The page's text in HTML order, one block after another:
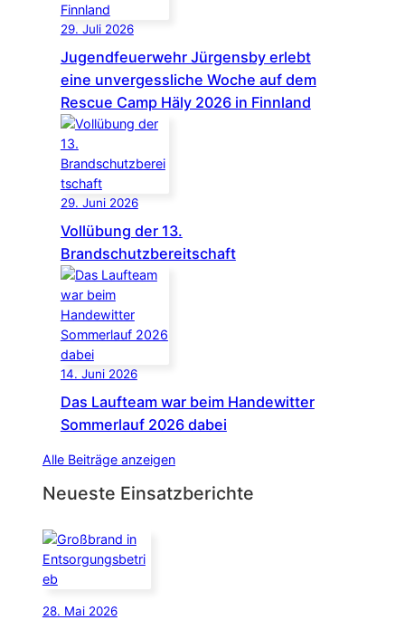
29. Juli 2026
Jugendfeuerwehr Jürgensby erlebt
eine unvergessliche Woche auf dem
Rescue Camp Häly 2026 in Finnland
29. Juni 2026
Vollübung der 13.
Brandschutzbereitschaft
14. Juni 2026
Das Laufteam war beim Handewitter
Sommerlauf 2026 dabei
Alle Beiträge anzeigen
Neueste Einsatzberichte
28. Mai 2026